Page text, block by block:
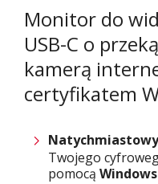
Monitor do
USB-C o
kamerą
certyfikatem
Twojego
pomocą